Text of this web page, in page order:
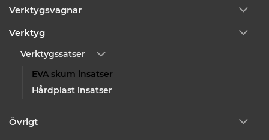
Verktygsvagnar
Verktyg
Verktygssatser
EVA skum insatser
Hårdplast insatser
Övrigt